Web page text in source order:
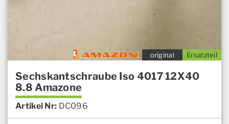
Ersatzteil
original
Sechskantschraube Iso 4017 12X40
8.8 Amazone
Artikel Nr: DC096